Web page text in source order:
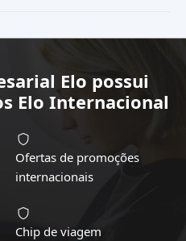
Elo possui
Elo Internacional
Ofertas de promoções
internacionais
Chip de viagem